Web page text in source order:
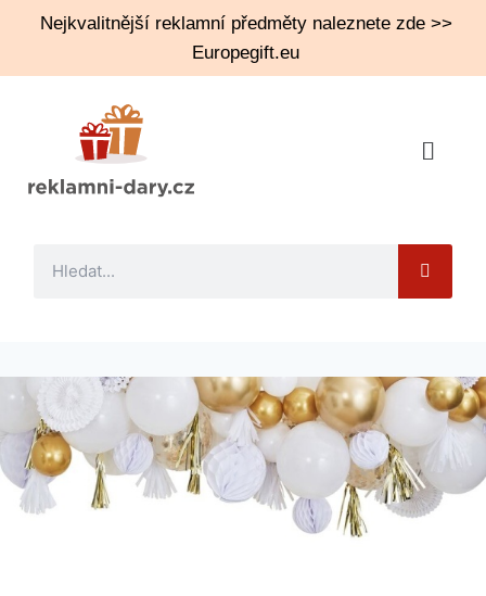
Nejkvalitnější reklamní předměty naleznete zde >>
Europegift.eu